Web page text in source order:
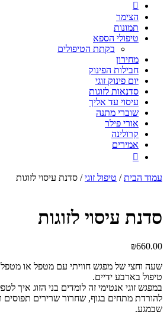

הצימר
תמונות
טיפולי הספא
בקתת הטיפולים
מחירון
חבילות הפינוק
יום פינוק זוגי
סדנאות לזוגות
עיסוי עד אליך
שוברי מתנה
אורי פילר
קרולינה
אמירים

עמוד הבית/ טיפול זוגי/ סדנת עיסוי לזוגות
סדנת עיסוי לזוגות
₪660.00
שעה וחצי של מפגש חוויתי עם מטפל או מטפלת
טיפול בארבע ידיים.
במפגש זוגי אנטימי זה לומדים בני הזוג איך
להורדת מתחים בגוף, שחרור שרירים
שבמגע.